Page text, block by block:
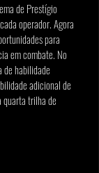
de Prestígio
operador. Agora
para
em combate. No
de habilidade
adicional de
quarta trilha de